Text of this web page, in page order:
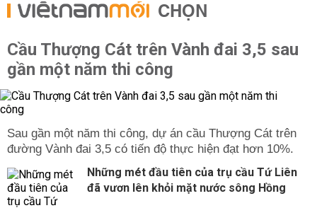
CHỌN
Cầu Thượng Cát trên Vành đai 3,5 sau
gần một năm thi công
Sau gần một năm thi công, dự án cầu Thượng Cát trên
đường Vành đai 3,5 có tiến độ thực hiện đạt hơn 10%.
Những mét đầu tiên của trụ cầu Tứ Liên
đã vươn lên khỏi mặt nước sông Hồng